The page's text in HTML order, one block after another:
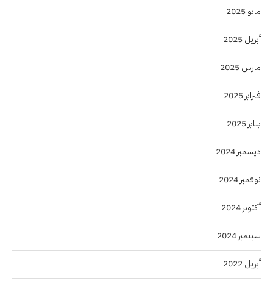
مايو 2025
أبريل 2025
مارس 2025
فبراير 2025
يناير 2025
ديسمبر 2024
نوفمبر 2024
أكتوبر 2024
سبتمبر 2024
أبريل 2022